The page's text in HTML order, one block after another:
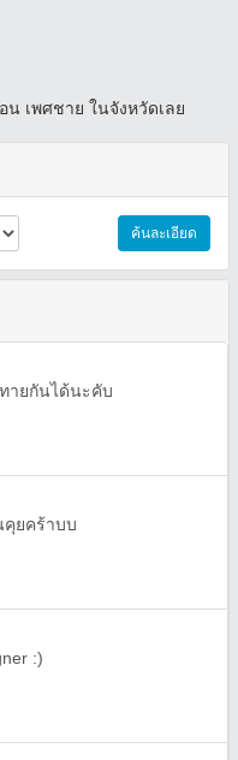
น เพศชาย ในจังหวัดเลย
ค้นละเอียด
ายกันได้นะคับ
คุยคร้าบบ
:)